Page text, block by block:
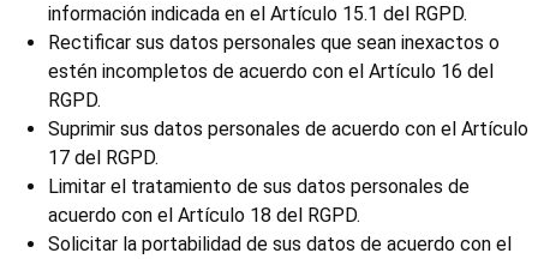
información indicada en el Artículo 15.1 del RGPD.
Rectificar sus datos personales que sean inexactos o
estén incompletos de acuerdo con el Artículo 16 del
RGPD.
Suprimir sus datos personales de acuerdo con el Artículo
17 del RGPD.
Limitar el tratamiento de sus datos personales de
acuerdo con el Artículo 18 del RGPD.
Solicitar la portabilidad de sus datos de acuerdo con el